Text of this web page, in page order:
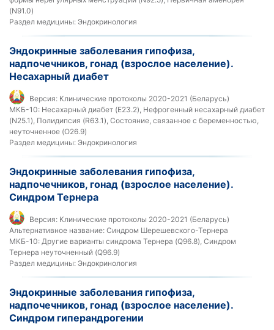
(N91.0)
Раздел медицины: Эндокринология
Эндокринные заболевания гипофиза,
надпочечников, гонад (взрослое население).
Несахарный диабет
Версия: Клинические протоколы 2020-2021 (Беларусь)
МКБ-10: Несахарный диабет (E23.2), Нефрогенный несахарный диабет
(N25.1), Полидипсия (R63.1), Состояние, связанное с беременностью,
неуточненное (O26.9)
Раздел медицины: Эндокринология
Эндокринные заболевания гипофиза,
надпочечников, гонад (взрослое население).
Синдром Тернера
Версия: Клинические протоколы 2020-2021 (Беларусь)
Альтернативное название: Синдром Шерешевского-Тернера
МКБ-10: Другие варианты синдрома Тернера (Q96.8), Синдром
Тернера неуточненный (Q96.9)
Раздел медицины: Эндокринология
Эндокринные заболевания гипофиза,
надпочечников, гонад (взрослое население).
Синдром гиперандрогении